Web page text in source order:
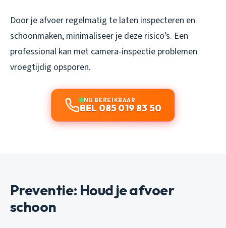
Door je afvoer regelmatig te laten inspecteren en
schoonmaken, minimaliseer je deze risico’s. Een
professional kan met camera-inspectie problemen
vroegtijdig opsporen.
NU BEREIKBAAR
BEL 085 019 83 50
Preventie: Houd je afvoer
schoon